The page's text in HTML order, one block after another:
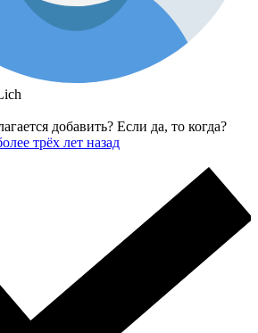
добавить? Если да, то когда?
трёх лет назад